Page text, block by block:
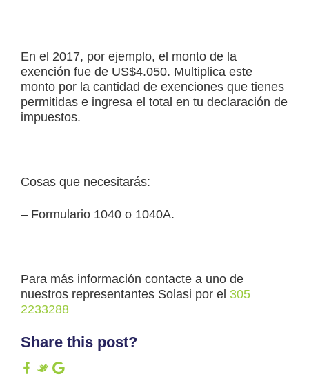
En el 2017, por ejemplo, el monto de la
exención fue de US$4.050. Multiplica este
monto por la cantidad de exenciones que tienes
permitidas e ingresa el total en tu declaración de
impuestos.
Cosas que necesitarás:
– Formulario 1040 o 1040A.
Para más información contacte a uno de
nuestros representantes Solasi por el 305
2233288
Share this post?